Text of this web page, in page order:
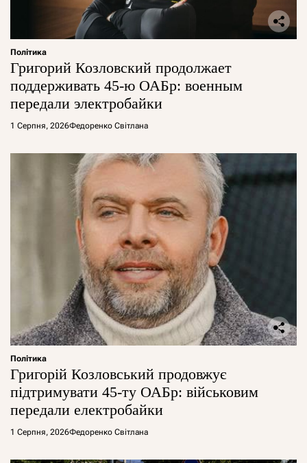
Політика
Григорий Козловский продолжает
поддерживать 45-ю ОАБр: военным
передали электробайки
1 Серпня, 2026Федоренко Світлана
Політика
Григорій Козловський продовжує
підтримувати 45-ту ОАБр: військовим
передали електробайки
1 Серпня, 2026Федоренко Світлана